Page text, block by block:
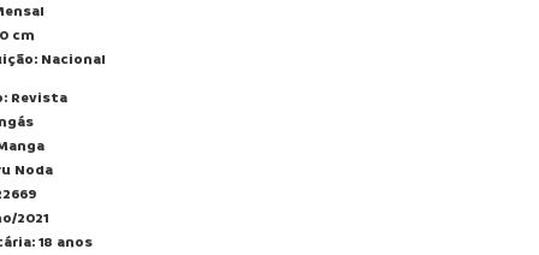
cm
Nacional
Revista
Noda
2021
18 anos